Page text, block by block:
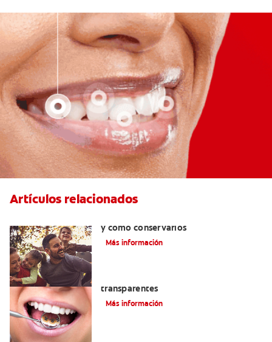
Artículos relacionados
y cómo conservarlos
Más información
transparentes
Más información